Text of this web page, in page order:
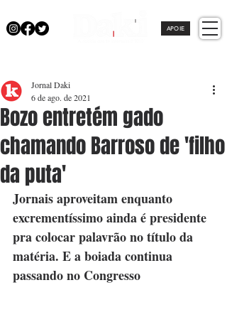
APOIE
Bozo entretém gado
chamando Barroso de 'filho
da puta'
Jornal Daki
6 de ago. de 2021
Jornais aproveitam enquanto
excrementíssimo ainda é presidente
pra colocar palavrão no título da
matéria. E a boiada continua
passando no Congresso